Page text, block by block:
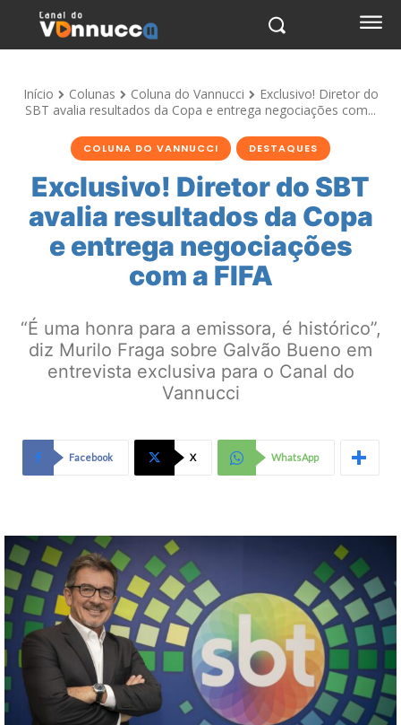
Início Colunas Coluna do Vannucci
Exclusivo! Diretor do
SBT avalia resultados da Copa e entrega negociações com...
COLUNA DO VANNUCCI DESTAQUES
Exclusivo! Diretor do SBT
avalia resultados da Copa
e entrega negociações
com a FIFA
“É uma honra para a emissora, é histórico”,
diz Murilo Fraga sobre Galvão Bueno em
entrevista exclusiva para o Canal do
Vannucci
Facebook X WhatsApp